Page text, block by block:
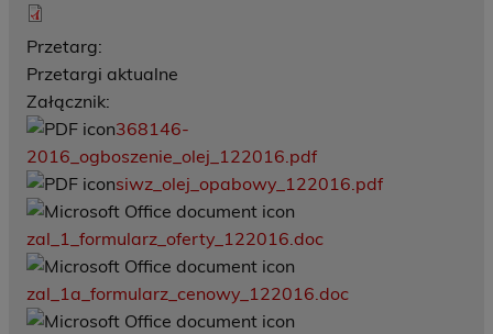
Przetarg:
Przetargi aktualne
Załącznik:
368146-
2016_ogboszenie_olej_122016.pdf
siwz_olej_opabowy_122016.pdf
zal_1_formularz_oferty_122016.doc
zal_1a_formularz_cenowy_122016.doc